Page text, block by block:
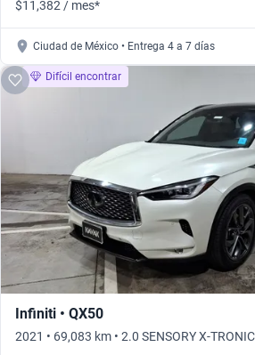
$11,382 / mes*
Ciudad de México • Entrega 4 a 7 días
Difícil encontrar
Infiniti • QX50
2021 • 69,083 km • 2.0 SENSORY X-